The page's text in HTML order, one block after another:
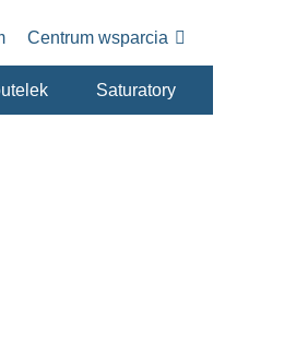
Centrum wsparcia
Saturatory